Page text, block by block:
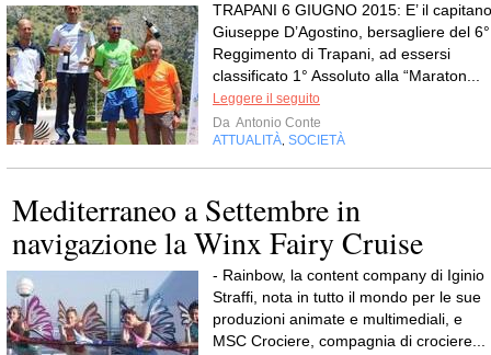
TRAPANI 6 GIUGNO 2015: E’ il capitano
Giuseppe D’Agostino, bersagliere del 6°
Reggimento di Trapani, ad essersi
classificato 1° Assoluto alla “Maraton...
Leggere il seguito
Da Antonio Conte
ATTUALITÀ SOCIETÀ
Mediterraneo a Settembre in
navigazione la Winx Fairy Cruise
- Rainbow, la content company di Iginio
Straffi, nota in tutto il mondo per le sue
produzioni animate e multimediali, e
MSC Crociere, compagnia di crociere...